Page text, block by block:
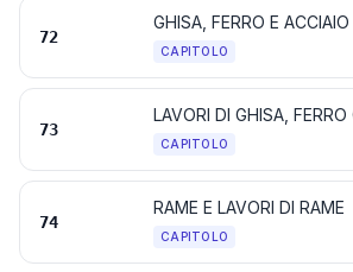
72
GHISA, FERRO E ACCIAIO
CAPITOLO
73
LAVORI DI GHISA,
CAPITOLO
74
RAME E LAVORI DI RAME
CAPITOLO